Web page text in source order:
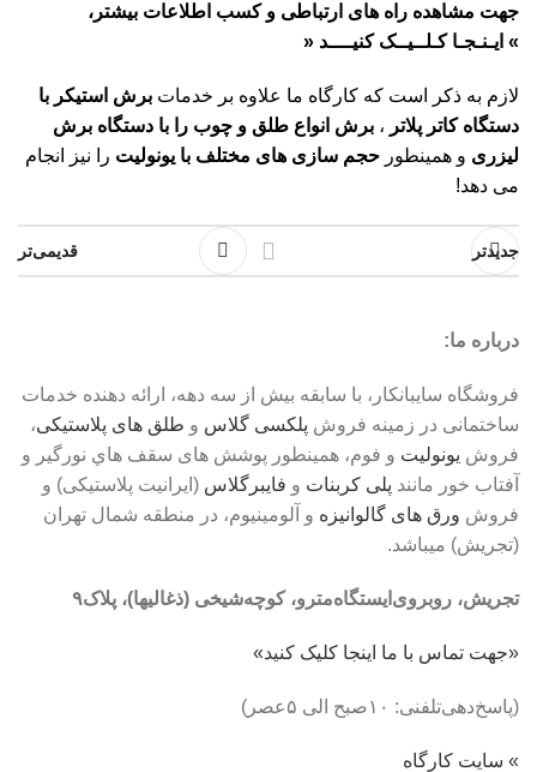
جهت مشاهده راه های ارتباطی و کسب اطلاعات بیشتر،
» ایـنـجـا کـلــیــک کنیــــد «
لازم به ذکر است که کارگاه ما علاوه بر خدمات برش استیکر با
دستگاه کاتر پلاتر ، برش انواع طلق و چوب را با دستگاه برش
لیزری و همینطور حجم سازی های مختلف با یونولیت را نیز انجام
می دهد!
جدیدتر قدیمی‌تر
درباره ما:
فروشگاه سايبانکار، با سابقه بيش از سه دهه، ارائه دهنده خدمات
ساختمانی در زمينه فروش پلکسی گلاس و طلق های پلاستیکی،
فروش يونوليت و فوم، همينطور پوشش های سقف هاي نورگير و
آفتاب خور مانند پلی کربنات و فايبرگلاس (ايرانيت پلاستيکی) و
فروش ورق های گالوانيزه و آلومینیوم، در منطقه شمال تهران
(تجريش) ميباشد.
تجریش، روبروی‌ایستگاه‌مترو، کوچه‌شیخی (ذغالیها)، پلاک٩
«جهت تماس با ما اینجا کلیک کنید»
(پاسخ‌دهی‌تلفنی: ۱۰صبح الی ۵عصر)
» سایت کارگاه